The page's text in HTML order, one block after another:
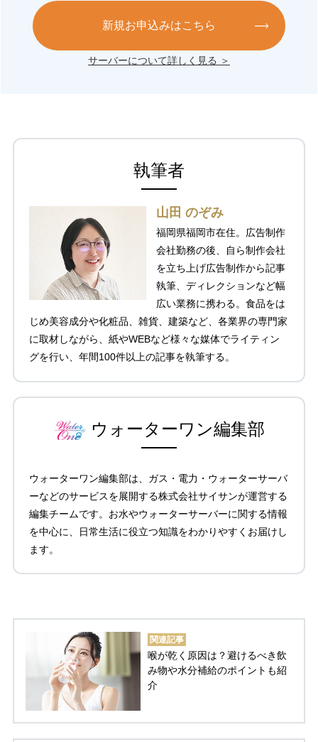
新規お申込みはこちら
サーバーについて詳しく見る ＞
執筆者
山田 のぞみ
福岡県福岡市在住。広告制作
会社勤務の後、自ら制作会社
を立ち上げ広告制作から記事
執筆、ディレクションなど幅
広い業務に携わる。食品をは
じめ美容成分や化粧品、雑貨、建築など、各業界の専門家
に取材しながら、紙やWEBなど様々な媒体でライティン
グを行い、年間100件以上の記事を執筆する。
ウォーターワン編集部
ウォーターワン編集部は、ガス・電力・ウォーターサーバ
ーなどのサービスを展開する株式会社サイサンが運営する
編集チームです。お水やウォーターサーバーに関する情報
を中心に、日常生活に役立つ知識をわかりやすくお届けし
ます。
関連記事
喉が乾く原因は？避けるべき飲
み物や水分補給のポイントも紹
介